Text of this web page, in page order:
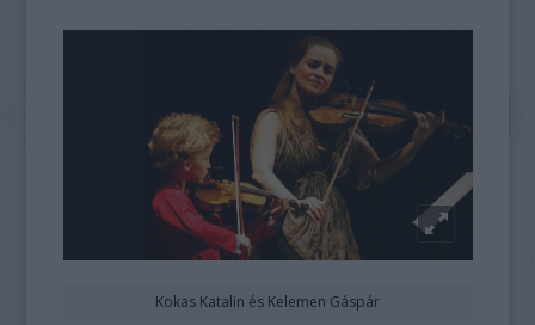
Kokas Katalin és Kelemen Gáspár